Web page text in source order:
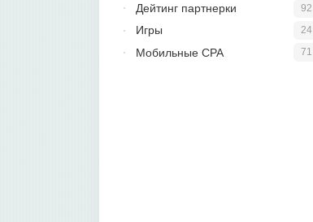
92
Дейтинг партнерки
24
Игры
71
Мобильные CPA